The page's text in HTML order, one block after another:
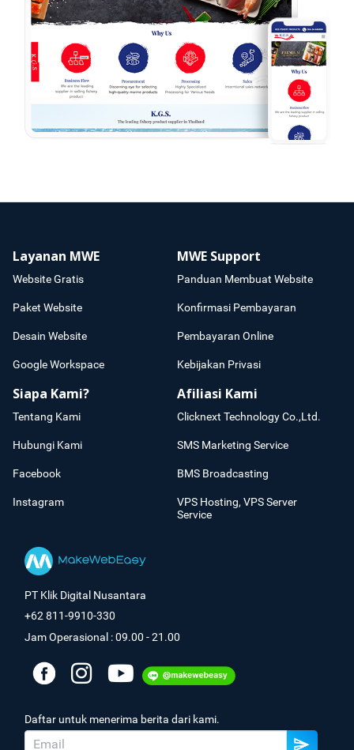
Layanan MWE
Website Gratis
Paket Website
Desain Website
Google Workspace
MWE Support
Panduan Membuat Website
Konfirmasi Pembayaran
Pembayaran Online
Kebijakan Privasi
Siapa Kami?
Tentang Kami
Hubungi Kami
Facebook
Instagram
Afiliasi Kami
Clicknext Technology Co.,Ltd.
SMS Marketing Service
BMS Broadcasting
VPS Hosting, VPS Server
Service
PT Klik Digital Nusantara
+62 811-9910-330
Jam Operasional : 09.00 - 21.00
Daftar untuk menerima berita dari kami.